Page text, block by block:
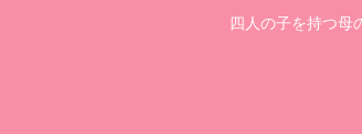
四人の子を持つ母